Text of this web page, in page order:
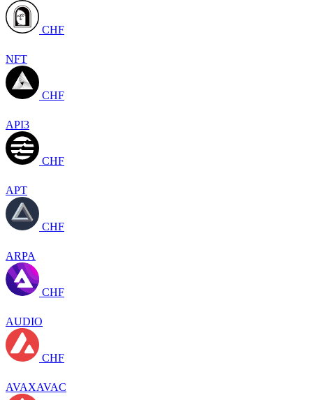
CHF
NFT
CHF
API3
CHF
APT
CHF
ARPA
CHF
AUDIO
CHF
AVAXAVAC